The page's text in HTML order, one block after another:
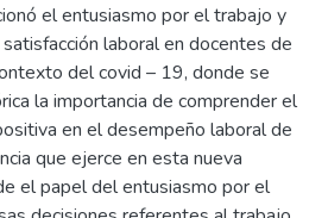
el entusiasmo por el trabajo y
laboral en docentes de
del covid – 19, donde se
la importancia de comprender el
en el desempeño laboral de
que ejerce en esta nueva
el papel del entusiasmo por el